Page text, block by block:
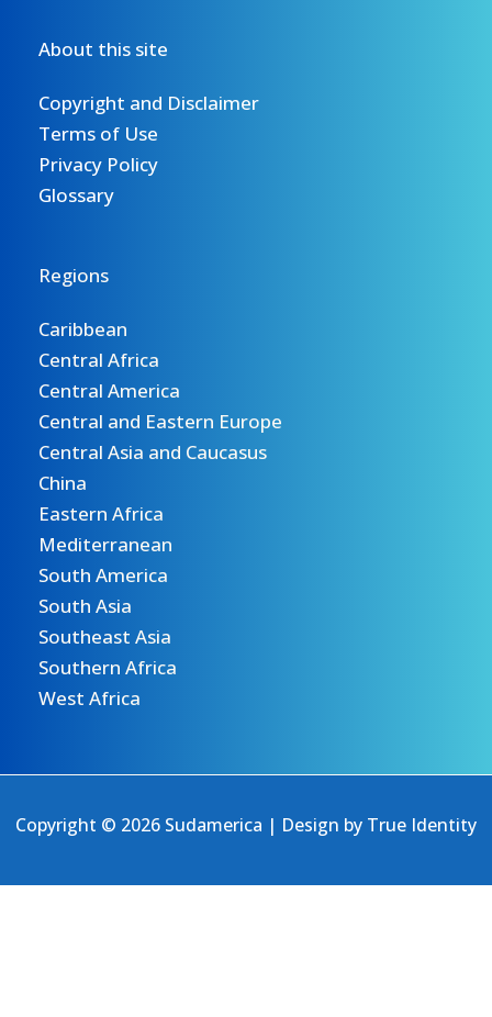
About this site
Copyright and Disclaimer
Terms of Use
Privacy Policy
Glossary
Regions
Caribbean
Central Africa
Central America
Central and Eastern Europe
Central Asia and Caucasus
China
Eastern Africa
Mediterranean
South America
South Asia
Southeast Asia
Southern Africa
West Africa
Copyright © 2026 Sudamerica | Design by True Identity